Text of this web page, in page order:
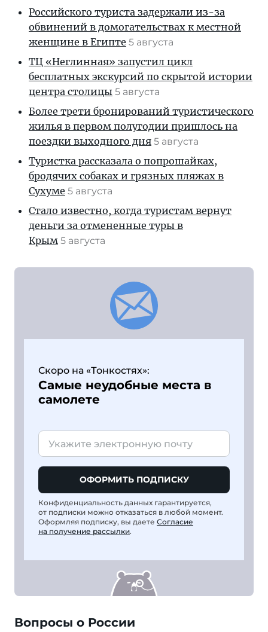
Российского туриста задержали из-за
обвинений в домогательствах к местной
женщине в Египте 5 августа
ТЦ «Неглинная» запустил цикл
бесплатных экскурсий по скрытой истории
центра столицы 5 августа
Более трети бронирований туристического
жилья в первом полугодии пришлось на
поездки выходного дня 5 августа
Туристка рассказала о попрошайках,
бродячих собаках и грязных пляжах в
Сухуме 5 августа
Стало известно, когда туристам вернут
деньги за отмененные туры в
Крым 5 августа
Скоро на «Тонкостях»:
Самые неудобные места в
самолете
ОФОРМИТЬ ПОДПИСКУ
Конфиденциальность данных гарантируется,
от подписки можно отказаться в любой момент.
Оформляя подписку, вы даете Согласие
на получение рассылки.
Вопросы о России